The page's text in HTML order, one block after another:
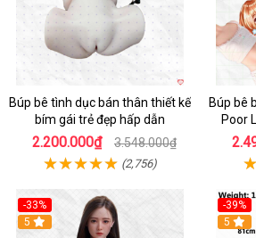
Búp bê tình dục bán thân thiết kế
bím gái trẻ đẹp hấp dẫn
2.200.000₫ 3.548.000₫
(2,756)
Búp bê
Poor
-33%
5
-39%
5